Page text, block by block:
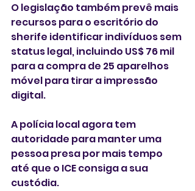
O legislação também prevê mais
recursos para o escritório do
sherife identificar indivíduos sem
status legal, incluindo US$ 76 mil
para a compra de 25 aparelhos
móvel para tirar a impressão
digital.
A polícia local agora tem
autoridade para manter uma
pessoa presa por mais tempo
até que o ICE consiga a sua
custódia.